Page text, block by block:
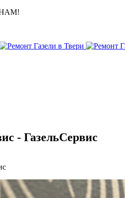
- ГазельСервис